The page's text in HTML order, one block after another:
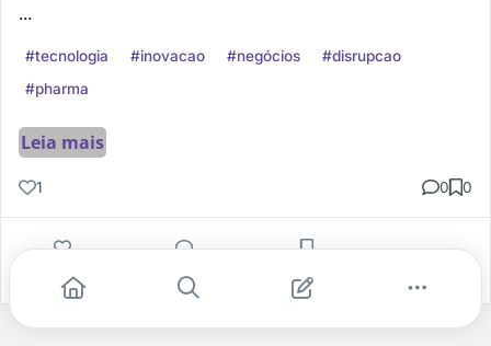
...
#tecnologia #inovacao #negócios
#disrupcao
#pharma
Leia mais
1 0 0
Gostei Comentar Salvar